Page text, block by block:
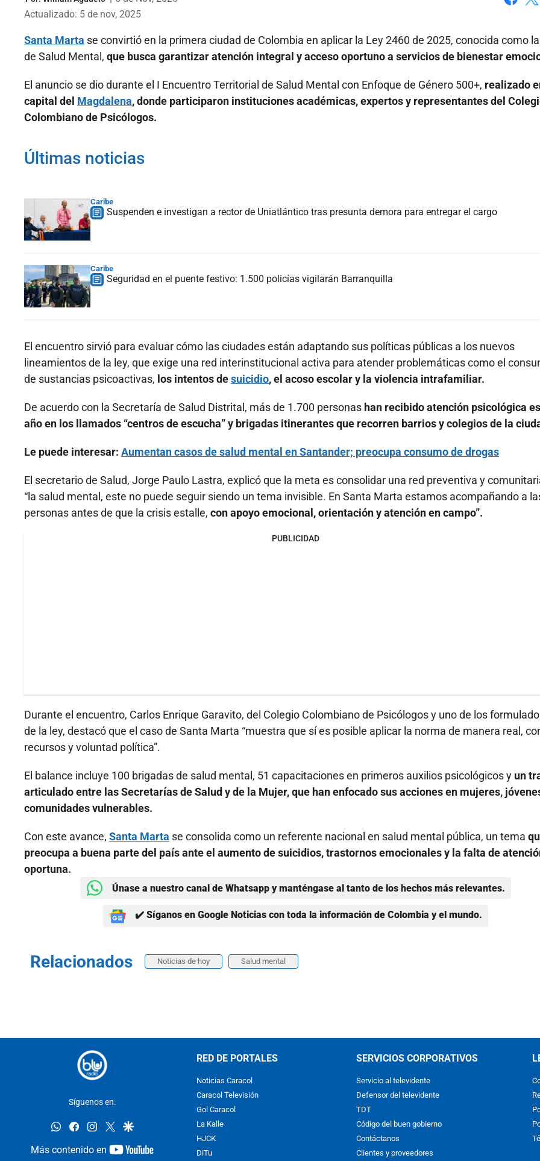
Actualizado: 5 de nov, 2025
Santa Marta se convirtió en la primera ciudad de Colombia en aplicar la Ley 2460 de 2025, conocida como
de Salud Mental, que busca garantizar atención integral y acceso oportuno a servicios de bienestar
El anuncio se dio durante el I Encuentro Territorial de Salud Mental con Enfoque de Género 500+, realizado
capital del Magdalena, donde participaron instituciones académicas, expertos y representantes del
Colombiano de Psicólogos.
Últimas noticias
Caribe
Suspenden e investigan a rector de Uniatlántico tras presunta demora para entregar el cargo
Caribe
Seguridad en el puente festivo: 1.500 policías vigilarán Barranquilla
El encuentro sirvió para evaluar cómo las ciudades están adaptando sus políticas públicas a los nuevos
lineamientos de la ley, que exige una red interinstitucional activa para atender problemáticas como el
de sustancias psicoactivas, los intentos desuicidio, el acoso escolar y la violencia intrafamiliar.
De acuerdo con la Secretaría de Salud Distrital, más de 1.700 personas han recibido atención psicológica
año en los llamados “centros de escucha” y brigadas itinerantes que recorren barrios y colegios de la
Le puede interesar: Aumentan casos de salud mental en Santander; preocupa consumo de drogas
El secretario de Salud, Jorge Paulo Lastra, explicó que la meta es consolidar una red preventiva y
“la salud mental, este no puede seguir siendo un tema invisible. En Santa Marta estamos acompañando a
personas antes de que la crisis estalle, con apoyo emocional, orientación y atención en campo”.
PUBLICIDAD
Durante el encuentro, Carlos Enrique Garavito, del Colegio Colombiano de Psicólogos y uno de los
de la ley, destacó que el caso de Santa Marta “muestra que sí es posible aplicar la norma de manera real,
recursos y voluntad política”.
El balance incluye 100 brigadas de salud mental, 51 capacitaciones en primeros auxilios psicológicos y un
articulado entre las Secretarías de Salud y de la Mujer, que han enfocado sus acciones en mujeres,
comunidades vulnerables.
Con este avance, Santa Marta se consolida como un referente nacional en salud mental pública, un tema
preocupa a buena parte del país ante el aumento de suicidios, trastornos emocionales y la falta de
oportuna.
Únase a nuestro canal de Whatsapp y manténgase al tanto de los hechos más relevantes.
✔️ Síganos en Google Noticias con toda la información de Colombia y el mundo.
Relacionados Noticias de hoy Salud mental
Síguenos en:
whatsappfacebookinstagram
twittergoogle
Más contenido en
youtube-
RED DE PORTALES
Noticias Caracol
Caracol Televisión
Gol Caracol
La Kalle
HJCK
DiTu
SERVICIOS CORPORATIVOS
Servicio al televidente
Defensor del televidente
TDT
Código del buen gobierno
Contáctanos
Clientes y proveedores